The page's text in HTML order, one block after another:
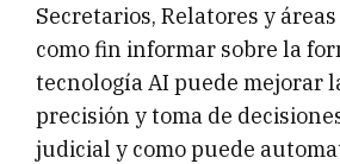
Secretarios, Relatores y
como fin informar sobre la
tecnología AI puede mejorar
precisión y toma de
judicial y como puede